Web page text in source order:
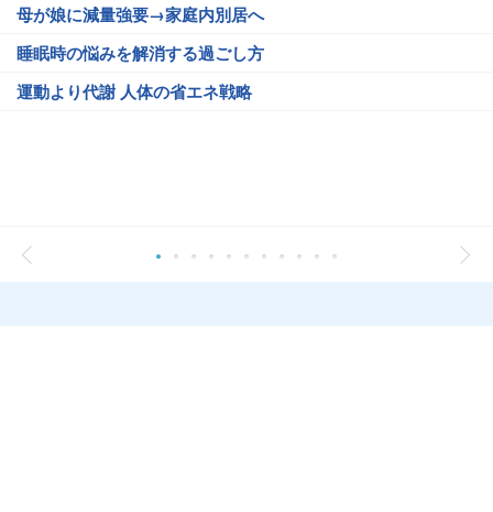
母が娘に減量強要→家庭内別居へ
睡眠時の悩みを解消する過ごし方
運動より代謝 人体の省エネ戦略